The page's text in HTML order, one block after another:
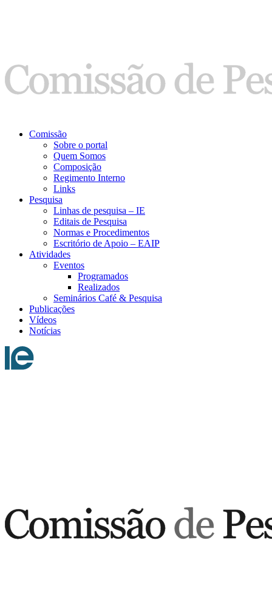
Comissão
Sobre o portal
Quem Somos
Composição
Regimento Interno
Links
Pesquisa
Linhas de pesquisa – IE
Editais de Pesquisa
Normas e Procedimentos
Escritório de Apoio – EAIP
Atividades
Eventos
Programados
Realizados
Seminários Café & Pesquisa
Publicações
Vídeos
Notícias